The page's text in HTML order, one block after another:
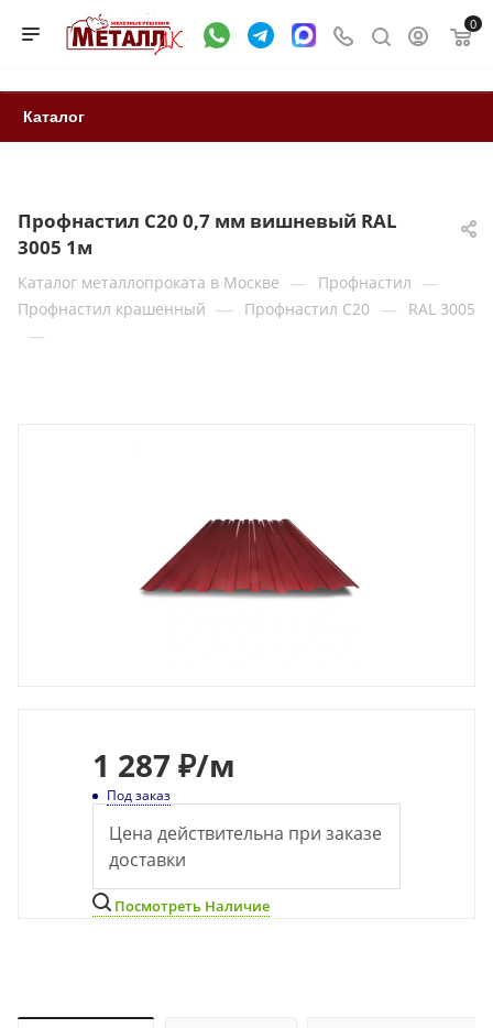
0
Каталог
Профнастил С20 0,7 мм вишневый RAL
3005 1м
Каталог металлопроката в Москве — Профнастил —
Профнастил крашенный — Профнастил С20 — RAL 3005
—
1 287 ₽/м
Под заказ
Цена действительна при заказе
доставки
Посмотреть Наличие